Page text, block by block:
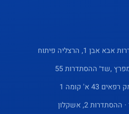
1, הרצליה פיתוח
,שד׳ ההסתדרות 55
א' קומה 1
2, אשקלון